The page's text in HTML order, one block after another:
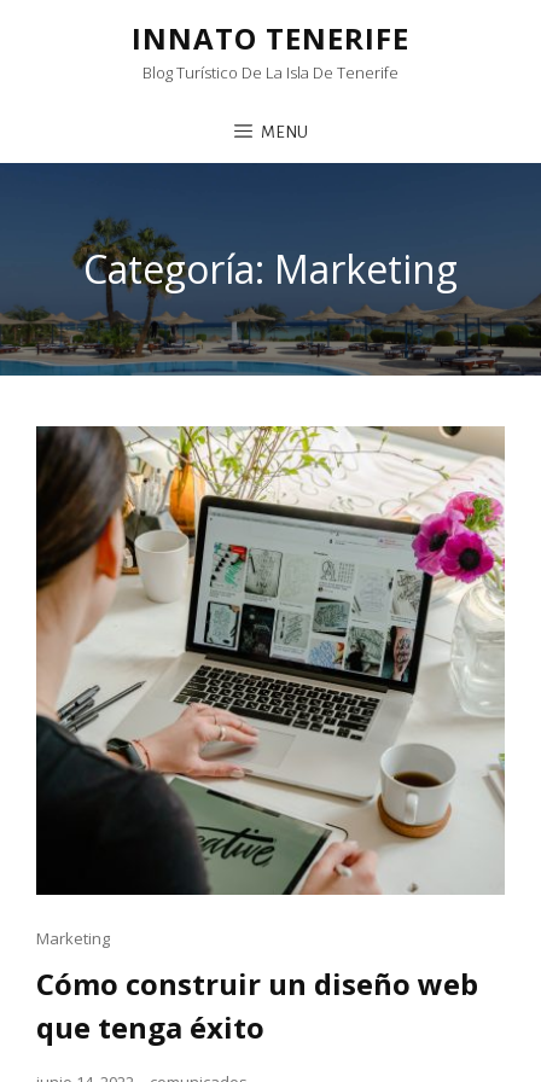
INNATO TENERIFE
Blog Turístico De La Isla De Tenerife
MENU
Categoría: Marketing
Cat
Links
Marketing
Cómo construir un diseño web
que tenga éxito